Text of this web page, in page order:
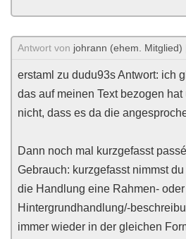
Antwort von johrann (ehem. Mitglied)
erstaml zu dudu93s Antwort: ich
das auf meinen Text bezogen
nicht, dass es da die
Dann noch mal kurzgefasst
Gebrauch: kurzgefasst nimmst
die Handlung eine Rahmen- oder
Hintergrundhandlung/-
immer wieder in der gleichen